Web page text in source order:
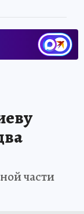
части